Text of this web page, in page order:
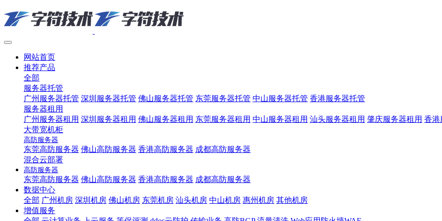
网站首页
推荐产品
全部
服务器托管
广州服务器托管 深圳服务器托管 佛山服务器托管 东莞服务器托管 中山服务器托管 香港服务器托管
服务器租用
广州服务器租用 深圳服务器租用 佛山服务器租用 东莞服务器租用 中山服务器租用 汕头服务器租用 肇庆服务器租用 香港
大带宽机柜
高防服务器
东莞高防服务器 佛山高防服务器 香港高防服务器 成都高防服务器
混合云部署
高防服务器
东莞高防服务器 佛山高防服务器 香港高防服务器 成都高防服务器
数据中心
全部 广州机房 深圳机房 佛山机房 东莞机房 汕头机房 中山机房 惠州机房 其他机房
增值服务